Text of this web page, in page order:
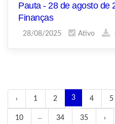
Pauta - 28 de agosto de
Finanças
28/08/2025 Ativo
‹ 1 2 3 4 5
10 ... 34 35 ›